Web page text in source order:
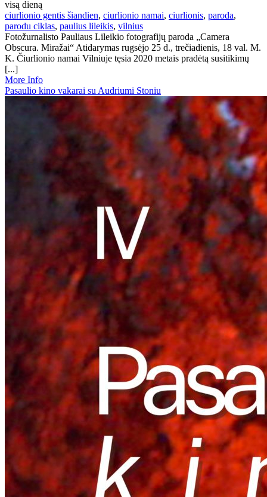
visą dieną
ciurlionio gentis šiandien, ciurlionio namai, ciurlionis, paroda,
parodu ciklas, paulius lileikis, vilnius
Fotožurnalisto Pauliaus Lileikio fotografijų paroda „Camera
Obscura. Miražai“ Atidarymas rugsėjo 25 d., trečiadienis, 18 val. M.
K. Čiurlionio namai Vilniuje tęsia 2020 metais pradėtą susitikimų
[...]
More Info
Pasaulio kino vakarai su Audriumi Stoniu